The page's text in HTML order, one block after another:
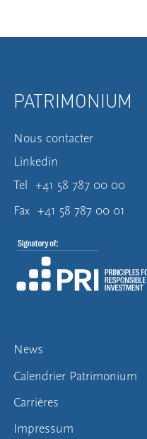
PATRIMONIUM
Nous contacter
Linkedin
Tel +41 58 787 00 00
Fax +41 58 787 00 01
News
Calendrier Patrimonium
Carrières
Impressum